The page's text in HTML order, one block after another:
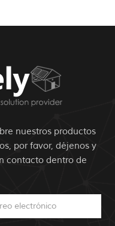
nuestros productos
por favor, déjenos y
contacto dentro de